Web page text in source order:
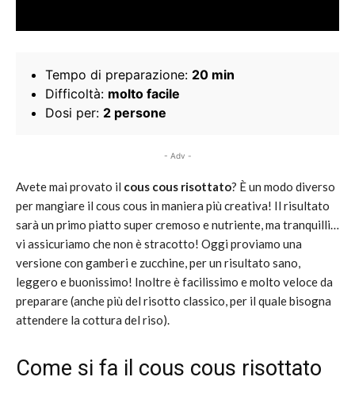
Tempo di preparazione: 20 min
Difficoltà: molto facile
Dosi per: 2 persone
- Adv -
Avete mai provato il cous cous risottato? È un modo diverso
per mangiare il cous cous in maniera più creativa! Il risultato
sarà un primo piatto super cremoso e nutriente, ma tranquilli…
vi assicuriamo che non è stracotto! Oggi proviamo una
versione con gamberi e zucchine, per un risultato sano,
leggero e buonissimo! Inoltre è facilissimo e molto veloce da
preparare (anche più del risotto classico, per il quale bisogna
attendere la cottura del riso).
Come si fa il cous cous risottato